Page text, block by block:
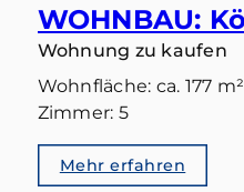
Wohnung zu kaufen
Wohnfläche: ca. 177 m²
Zimmer: 5
Mehr erfahren